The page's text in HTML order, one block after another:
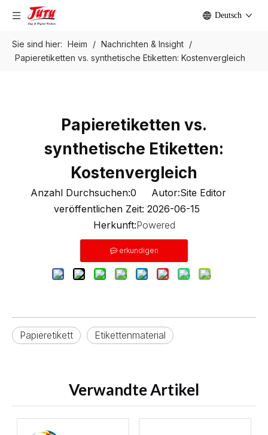
Deutsch
Sie sind hier: Heim / Nachrichten & Insight /
Papieretiketten vs. synthetische Etiketten: Kostenvergleich
Papieretiketten vs.
synthetische Etiketten:
Kostenvergleich
Anzahl Durchsuchen:0 Autor:Site Editor
veröffentlichen Zeit: 2026-06-15
Herkunft:Powered
erkundigen
Papieretikett Etikettenmaterial
Verwandte Artikel